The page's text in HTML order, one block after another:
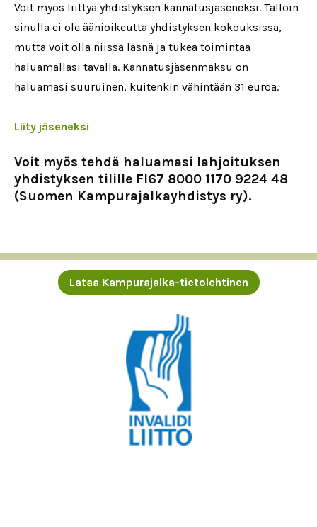
Voit myös liittyä yhdistyksen kannatusjäseneksi. Tällöin
sinulla ei ole äänioikeutta yhdistyksen kokouksissa,
mutta voit olla niissä läsnä ja tukea toimintaa
haluamallasi tavalla. Kannatusjäsenmaksu on
haluamasi suuruinen, kuitenkin vähintään 31 euroa.
Liity jäseneksi
Voit myös tehdä haluamasi lahjoituksen
yhdistyksen tilille FI67 8000 1170 9224 48
(Suomen Kampurajalkayhdistys ry).
Lataa Kampurajalka-tietolehtinen